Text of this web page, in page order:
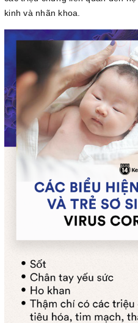
kinh và nhãn khoa.